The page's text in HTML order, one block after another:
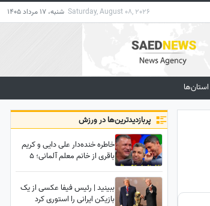
Saturday, August 08, 2026 شنبه، 17 مرداد 1405
استان‌ها
پربازدید‌ترین‌ها در ورزش
خاطره خنده‌دار علی دایی و کریم
باقری از خانم معلم آلمانی؛ 5
فیلم
ببینید | رئیس فیفا عکسی از یک
بازیکن ایرانی را استوری کرد